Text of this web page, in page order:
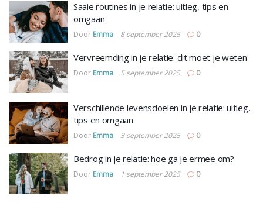
Saaie routines in je relatie: uitleg, tips en
omgaan
Door Emma 8 september 2025 0
Vervreemding in je relatie: dit moet je weten
Door Emma 5 september 2025 0
Verschillende levensdoelen in je relatie: uitleg,
tips en omgaan
Door Emma 3 september 2025 0
Bedrog in je relatie: hoe ga je ermee om?
Door Emma 1 september 2025 0